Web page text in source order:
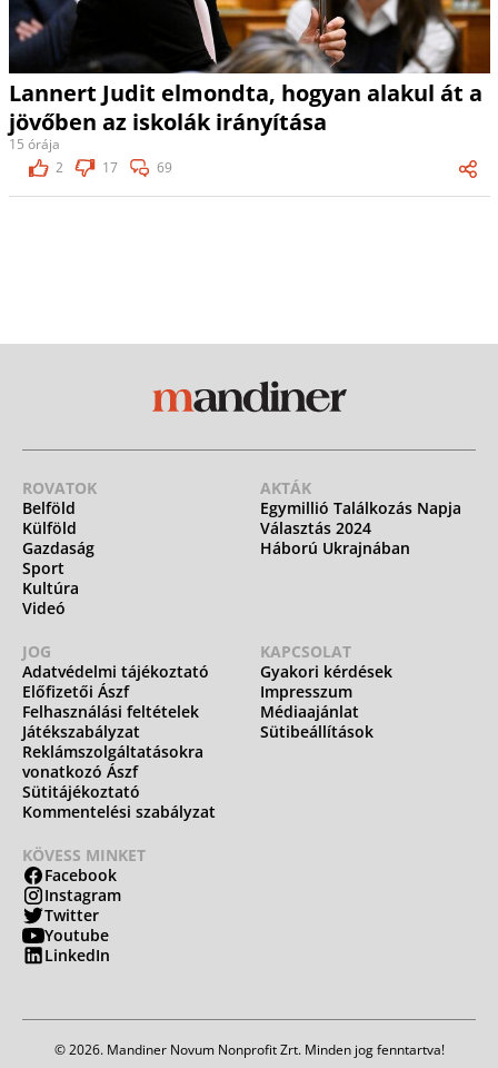
Lannert Judit elmondta, hogyan alakul át a
jövőben az iskolák irányítása
15 órája
2
17 69
ROVATOK
Belföld
Külföld
Gazdaság
Sport
Kultúra
Videó
AKTÁK
Egymillió Találkozás Napja
Választás 2024
Háború Ukrajnában
JOG
Adatvédelmi tájékoztató
Előfizetői Ászf
Felhasználási feltételek
Játékszabályzat
Reklámszolgáltatásokra
vonatkozó Ászf
Sütitájékoztató
Kommentelési szabályzat
KAPCSOLAT
Gyakori kérdések
Impresszum
Médiaajánlat
Sütibeállítások
KÖVESS MINKET
Facebook
Instagram
Twitter
Youtube
LinkedIn
© 2026. Mandiner Novum Nonprofit Zrt. Minden jog fenntartva!